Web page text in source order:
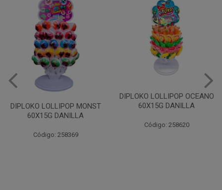
DIPLOKO LOLLIPOP MONST
60X15G DANILLA
Código: 258369
DIPLOKO LOLLIPOP OCEANO
60X15G DANILLA
Código: 258620